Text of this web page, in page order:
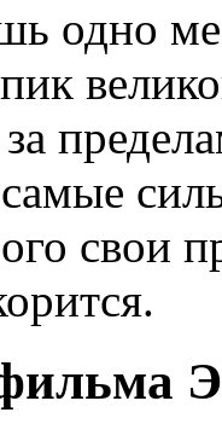
одно
свои